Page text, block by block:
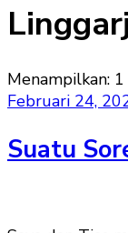
Menampilkan:
Februari 24,
Suatu